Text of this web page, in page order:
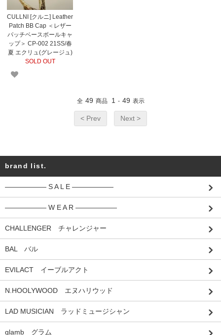
CULLNI [クルニ] Leather
Patch BB Cap ＜レザー
パッチベースボールキャ
ップ＞ CP-002 21SS/春
夏 エクリュ(グレージュ)
SOLD OUT
全 49 商品 1 - 49 表示
< Prev Next >
brand list.
―――――― S A L E ――――――
―――――― W E A R ――――――
CHALLENGER チャレンジャー
BAL バル
EVILACT イーブルアクト
N.HOOLYWOOD エヌハリウッド
LAD MUSICIAN ラッドミュージシャン
glamb グラム